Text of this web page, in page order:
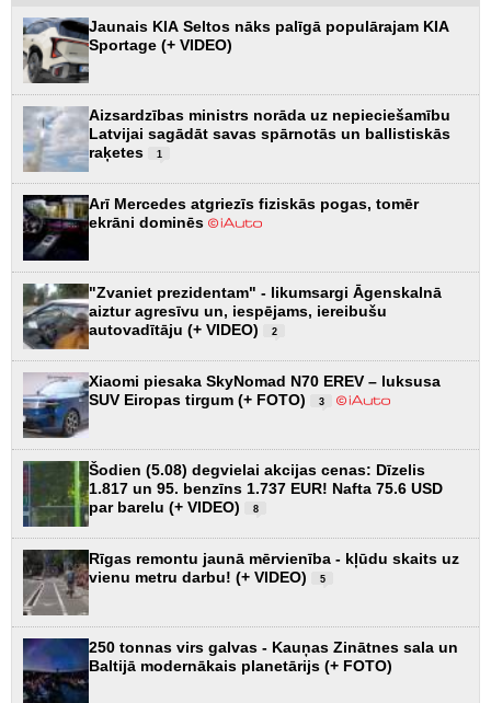
Jaunais KIA Seltos nāks palīgā populārajam KIA
Sportage (+ VIDEO)
Aizsardzības ministrs norāda uz nepieciešamību
Latvijai sagādāt savas spārnotās un ballistiskās
raķetes
1
Arī Mercedes atgriezīs fiziskās pogas, tomēr
ekrāni dominēs
"Zvaniet prezidentam" - likumsargi Āgenskalnā
aiztur agresīvu un, iespējams, iereibušu
autovadītāju (+ VIDEO)
2
Xiaomi piesaka SkyNomad N70 EREV – luksusa
SUV Eiropas tirgum (+ FOTO)
3
Šodien (5.08) degvielai akcijas cenas: Dīzelis
1.817 un 95. benzīns 1.737 EUR! Nafta 75.6 USD
par barelu (+ VIDEO)
8
Rīgas remontu jaunā mērvienība - kļūdu skaits uz
vienu metru darbu! (+ VIDEO)
5
250 tonnas virs galvas - Kauņas Zinātnes sala un
Baltijā modernākais planetārijs (+ FOTO)